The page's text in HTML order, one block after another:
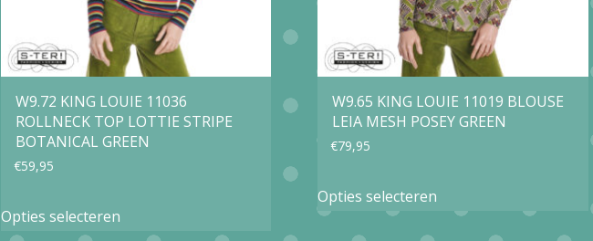
W9.72 KING LOUIE 11036
ROLLNECK TOP LOTTIE STRIPE
BOTANICAL GREEN
€59,95
Opties selecteren
product
W9.65 KING LOUIE 11019 BLOUSE
LEIA MESH POSEY GREEN
€79,95
Opties selecteren
product